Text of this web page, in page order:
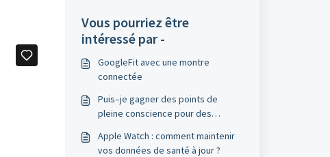
transférées à Humanoo ?
Vous pourriez être
intéressé par -
GoogleFit avec une montre
connectée
Puis–je gagner des points de
pleine conscience pour des
Humanoo ?
Apple Watch : comment maintenir
vos données de santé à jour ?